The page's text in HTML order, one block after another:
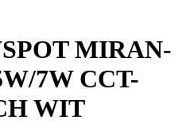
MIRAN-
7W CCT-
WIT